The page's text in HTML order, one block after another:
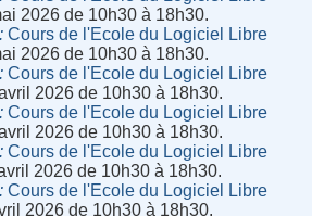
2026 de 10h30 à 18h30.
Cours de l'Ecole du Logiciel Libre
2026 de 10h30 à 18h30.
Cours de l'Ecole du Logiciel Libre
2026 de 10h30 à 18h30.
Cours de l'Ecole du Logiciel Libre
2026 de 10h30 à 18h30.
Cours de l'Ecole du Logiciel Libre
2026 de 10h30 à 18h30.
Cours de l'Ecole du Logiciel Libre
2026 de 10h30 à 18h30.